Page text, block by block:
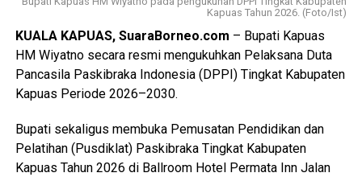
karena merupakan yang pertama kali dilaksanakan di
Kabupaten Kapuas setelah para peserta melampaui
serangkaian ujian ketat.
Ia menyebutkan ada sebanyak 47 anggota kontingen yang
diberangkatkan menuju Bumi Perkemahan dan Graha
Wisata (Buperta) Cibubur Jakarta, untuk mengikuti agenda
Jamnas pada 13–23 Agustus 2026.
Kapuas Tahun 2026. (Foto/Ist)
KUALA KAPUAS, SuaraBorneo.com – Bupati Kapuas
HM Wiyatno secara resmi mengukuhkan Pelaksana Duta
Pancasila Paskibraka Indonesia (DPPI) Tingkat Kabupaten
Kapuas Periode 2026–2030.
Bupati sekaligus membuka Pemusatan Pendidikan dan
Pelatihan (Pusdiklat) Paskibraka Tingkat Kabupaten
Kapuas Tahun 2026 di Ballroom Hotel Permata Inn Jalan